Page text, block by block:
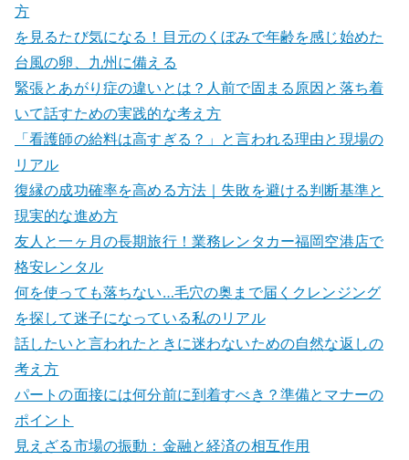
方
を見るたび気になる！目元のくぼみで年齢を感じ始めた
台風の卵、九州に備える
緊張とあがり症の違いとは？人前で固まる原因と落ち着
いて話すための実践的な考え方
「看護師の給料は高すぎる？」と言われる理由と現場の
リアル
復縁の成功確率を高める方法｜失敗を避ける判断基準と
現実的な進め方
友人と一ヶ月の長期旅行！業務レンタカー福岡空港店で
格安レンタル
何を使っても落ちない…毛穴の奥まで届くクレンジング
を探して迷子になっている私のリアル
話したいと言われたときに迷わないための自然な返しの
考え方
パートの面接には何分前に到着すべき？準備とマナーの
ポイント
見えざる市場の振動：金融と経済の相互作用